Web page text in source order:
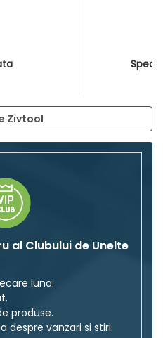
Zivtool
al Clubului de Unelte
luna.
produse.
despre vanzari si stiri.